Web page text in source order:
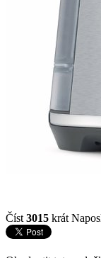
Číst 3015 krát